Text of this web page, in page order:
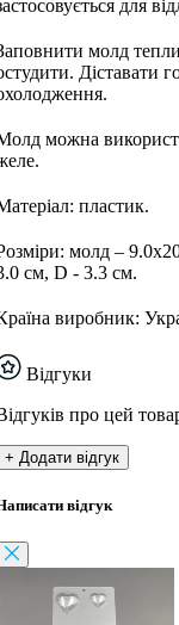
для
молд
Діставати
можна
пластик.
молд –
см, D - 3.3 см.
виробник:
Відгуки
про цей
+ Додати відгук
відгук